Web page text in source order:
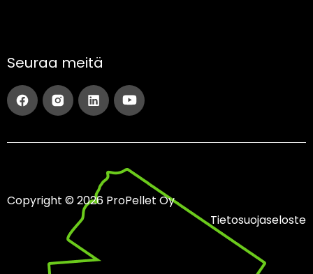
Seuraa meitä
Copyright © 2026 ProPellet Oy
Tietosuojaseloste